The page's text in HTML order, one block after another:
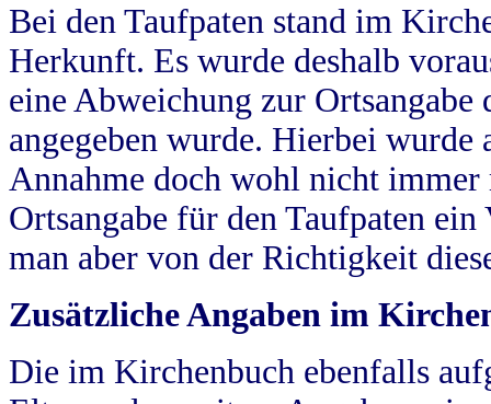
Bei den Taufpaten stand im
Herkunft. Es wurde deshalb
eine Abweichung zur
angegeben wurde. Hierbei wurde
Annahme doch wohl nicht
Ortsangabe für den Taufpaten
man aber von der Richtigkeit
Zusätzliche Angaben im
Die im Kirchenbuch ebenfalls